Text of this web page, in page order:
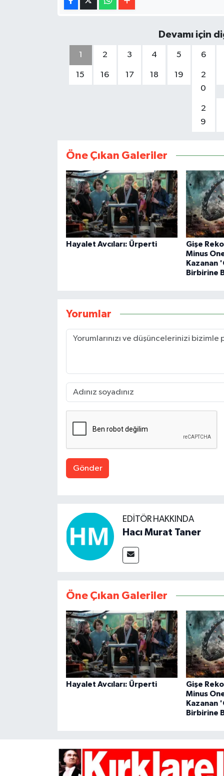
Devamı için
1 2 3 4 5 6
15 16 17 18 19
2
0
2
9
Öne Çıkan Galeriler
Hayalet Avcıları: Ürperti
Gişe
Minus
Kazanan
Birbirine
Yorumlar
Gönder
EDITÖR HAKKINDA
Hacı Murat Taner
Öne Çıkan Galeriler
Hayalet Avcıları: Ürperti
Gişe
Minus
Kazanan
Birbirine